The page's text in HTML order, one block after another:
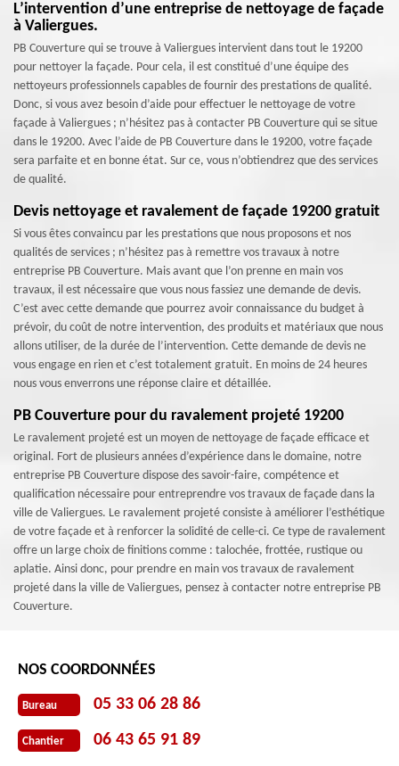
L’intervention d’une entreprise de nettoyage de façade
à Valiergues.
PB Couverture qui se trouve à Valiergues intervient dans tout le 19200
pour nettoyer la façade. Pour cela, il est constitué d’une équipe des
nettoyeurs professionnels capables de fournir des prestations de qualité.
Donc, si vous avez besoin d’aide pour effectuer le nettoyage de votre
façade à Valiergues ; n’hésitez pas à contacter PB Couverture qui se situe
dans le 19200. Avec l’aide de PB Couverture dans le 19200, votre façade
sera parfaite et en bonne état. Sur ce, vous n’obtiendrez que des services
de qualité.
Devis nettoyage et ravalement de façade 19200 gratuit
Si vous êtes convaincu par les prestations que nous proposons et nos
qualités de services ; n’hésitez pas à remettre vos travaux à notre
entreprise PB Couverture. Mais avant que l’on prenne en main vos
travaux, il est nécessaire que vous nous fassiez une demande de devis.
C’est avec cette demande que pourrez avoir connaissance du budget à
prévoir, du coût de notre intervention, des produits et matériaux que nous
allons utiliser, de la durée de l’intervention. Cette demande de devis ne
vous engage en rien et c’est totalement gratuit. En moins de 24 heures
nous vous enverrons une réponse claire et détaillée.
PB Couverture pour du ravalement projeté 19200
Le ravalement projeté est un moyen de nettoyage de façade efficace et
original. Fort de plusieurs années d’expérience dans le domaine, notre
entreprise PB Couverture dispose des savoir-faire, compétence et
qualification nécessaire pour entreprendre vos travaux de façade dans la
ville de Valiergues. Le ravalement projeté consiste à améliorer l’esthétique
de votre façade et à renforcer la solidité de celle-ci. Ce type de ravalement
offre un large choix de finitions comme : talochée, frottée, rustique ou
aplatie. Ainsi donc, pour prendre en main vos travaux de ravalement
projeté dans la ville de Valiergues, pensez à contacter notre entreprise PB
Couverture.
NOS COORDONNÉES
Bureau 05 33 06 28 86
Chantier 06 43 65 91 89